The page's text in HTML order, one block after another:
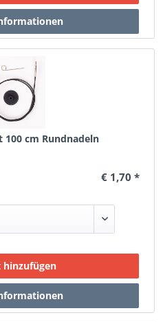
100 cm Rundnadeln
€ 1,70 *